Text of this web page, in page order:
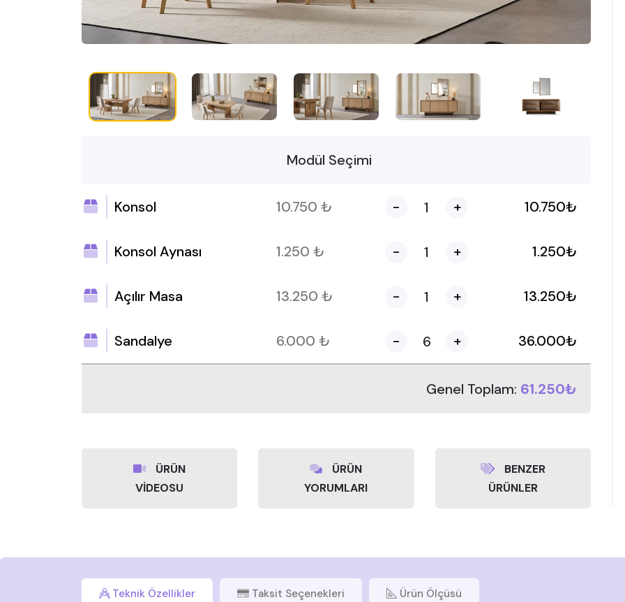
Modül Seçimi
Konsol 10.750 ₺ - + 10.750₺
Konsol Aynası 1.250 ₺ - + 1.250₺
Açılır Masa 13.250 ₺ - + 13.250₺
Sandalye 6.000 ₺ - + 36.000₺
Genel Toplam: 61.250₺
ÜRÜN
VİDEOSU
ÜRÜN
YORUMLARI
BENZER
ÜRÜNLER
Teknik Özellikler Taksit Seçenekleri Ürün Ölçüsü